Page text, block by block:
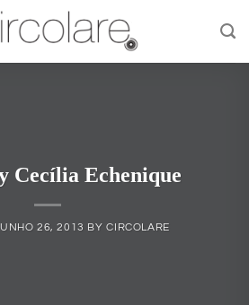
Cecília Echenique
26, 2013 BYCIRCOLARE